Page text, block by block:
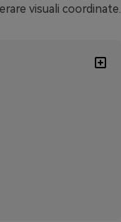
visuali coordinate.